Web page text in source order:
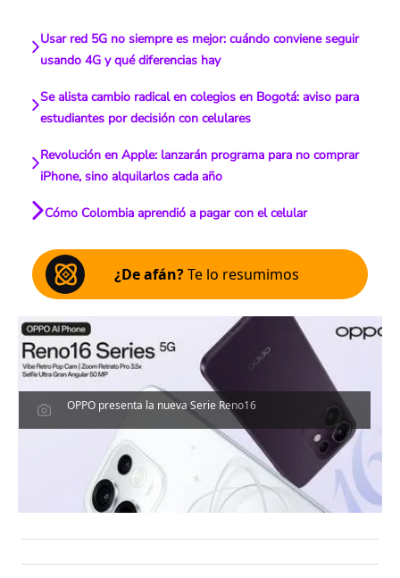
Usar red 5G no siempre es mejor: cuándo conviene seguir
usando 4G y qué diferencias hay
Se alista cambio radical en colegios en Bogotá: aviso para
estudiantes por decisión con celulares
Revolución en Apple: lanzarán programa para no comprar
iPhone, sino alquilarlos cada año
Cómo Colombia aprendió a pagar con el celular
¿De afán?Te lo resumimos
OPPO presenta la nueva Serie Reno16